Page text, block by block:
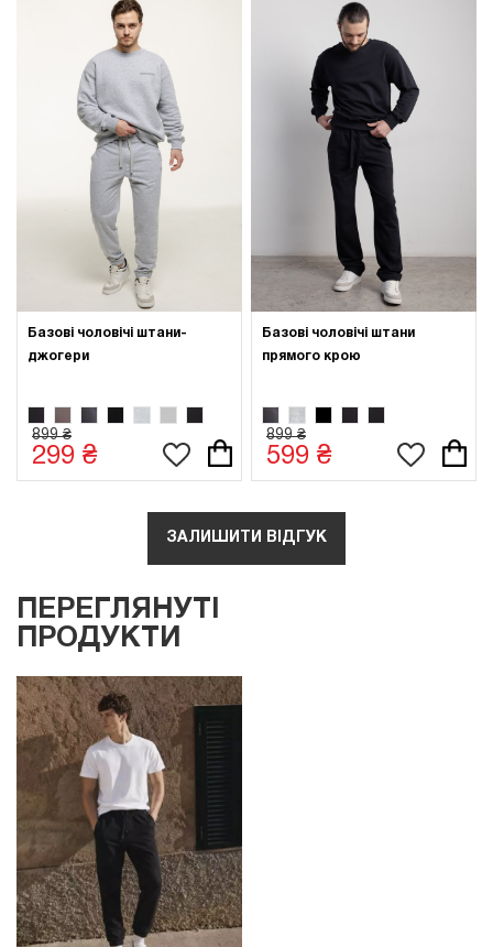
Базові чоловічі штани-
джогери
899 ₴
299 ₴
Базові чоловічі штани
прямого крою
899 ₴
599 ₴
ЗАЛИШИТИ ВІДГУК
ПЕРЕГЛЯНУТІ
ПРОДУКТИ